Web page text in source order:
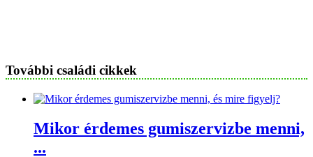
További családi cikkek
Mikor érdemes gumiszervizbe menni,
...